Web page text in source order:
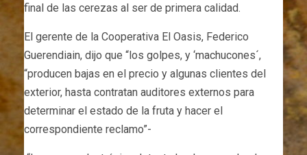
final de las cerezas al ser de primera calidad.
El gerente de la Cooperativa El Oasis, Federico
Guerendiain, dijo que “los golpes, y ‘machucones´,
“producen bajas en el precio y algunas clientes del
exterior, hasta contratan auditores externos para
determinar el estado de la fruta y hacer el
correspondiente reclamo”-